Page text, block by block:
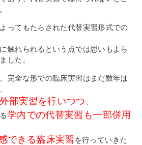
ってもたらされた代替実習形式での
触れられるという点では思いもよら
した。
完全な形での臨床実習はまだ数年は
外部実習を行いつつ
学内での代替実習も一部併用
できる臨床実習 を行っていきた